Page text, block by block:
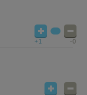
+1 -0